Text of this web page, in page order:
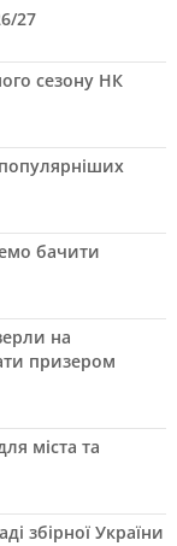
27
сезону НК
бачити
на
призером
міста та
збірної України